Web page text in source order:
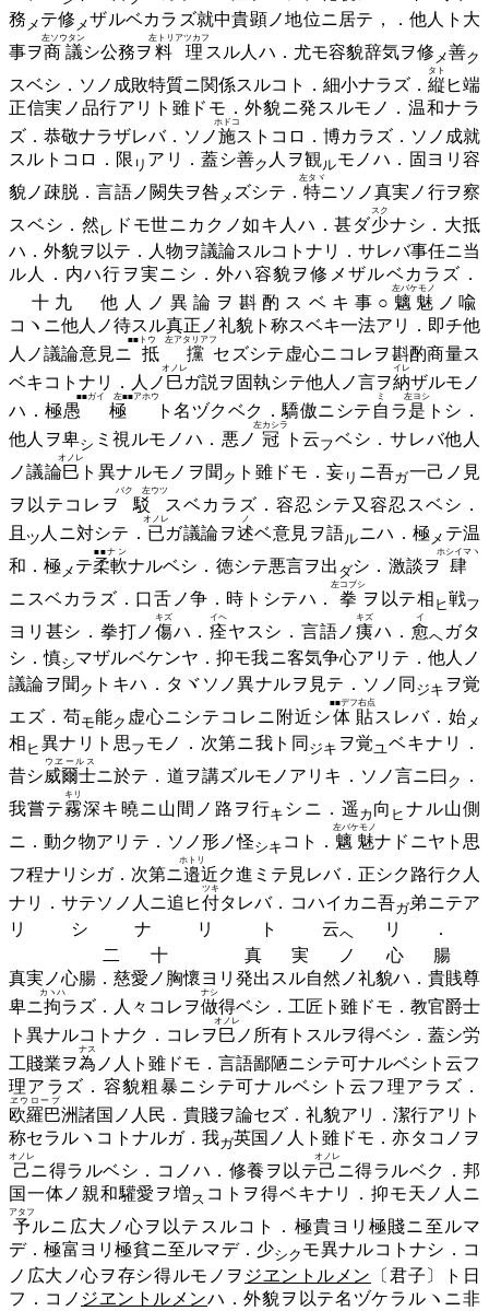
務 メ テ修 メザルベカラズ就中貴顕ノ地位ニ居テ，．他人ト大
事ヲ商議
左ソウタン
シ公務ヲ 料理
左トリアツカフ
スル人ハ．尤モ容貌辞気ヲ修 メ善ク
スベシ．ソノ成敗特質ニ関係スルコト．細小ナラズ． 縦
タト
ヒ端
正信実ノ品行アリト雖ドモ．外貌ニ発スルモノ．温和ナラ
ズ．恭敬ナラザレバ．ソノ施
ホドコ
ストコロ．博カラズ．ソノ成就
スルトコロ． 限 リ アリ．蓋シ善ク 人ヲ観ルモノハ．固ヨリ容
貌ノ疎脱．言語ノ闕失ヲ咎 メ ズシテ． 特
左タヾ
ニソノ真実ノ行ヲ察
スベシ． 然 レ ドモ世ニカクノ如キ人ハ．甚ダ少
スク
ナシ．大抵
ハ．外貌ヲ以テ．人物ヲ議論スルコトナリ．サレバ事任ニ当
ル人．内ハ行ヲ実ニシ．外ハ容貌ヲ修メザルベカラズ．
十九 他人ノ異論ヲ斟酌スベキ事○ 魑魅
左バケモノ
ノ喩
コヽニ他人ノ待スル真正ノ礼貌ト称スベキ一法アリ．即チ他
人ノ議論意見ニ 抵攩
■■トウ 左アタリアフ
セズシテ虚心ニコレヲ斟酌商量ス
ベキコトナリ．人ノ 巳
オノレ
ガ説ヲ固執シテ他人ノ言ヲ納
イレ
ザルモノ
ハ．極愚
極
■■ガイ 左■■アホウ
ト名ヅクベク．驕傲ニシテ 自
ミ
ラ是
左ヨシ
トシ．
他人ヲ卑シ ミ視ルモノハ．悪ノ 冠
左カシラ
ト 云フベシ．サレバ他人
ノ議論巳
オノレ
ト異ナルモノヲ聞 ク ト雖ドモ． 妄 リ ニ吾ガ一己ノ見
ヲ以テコレヲ
駁
バク 左ウツ
スベカラズ．容忍シテ又容忍スベシ．
且 ツ 人ニ対シテ． 已
オノレ
ガ議論ヲ述
ノ
ベ意見ヲ語ルニハ． 極メ テ温
和． 極メ テ柔軟
■■ナン
ナルベシ．徳シテ悪言ヲ出 ダシ．激談ヲ 肆
ホシイマヽ
ニスベカラズ．口舌ノ争．時トシテハ． 拳
左コブシ
ヲ以テ相 ヒ戦フ
ヨリ甚シ．拳打ノ 傷
キズ
ハ． 痊
イヘ
ヤスシ．言語ノ 痍
キズ
ハ． 愈
イ
ヘ ガタ
シ．慎シマザルベケンヤ．抑モ我ニ客気争心アリテ．他人ノ
議論ヲ聞 ク トキハ．タヾソノ異ナルヲ見テ．ソノ 同 ジキ ヲ覚
エズ． 苟モ能ク 虚心ニシテコレニ附近シ体貼
■■デフ右点
スレバ． 始メ
相 ヒ 異ナリト 思フ モノ．次第ニ我ト 同 ジキ ヲ覚ユベキナリ．
昔シ威爾士
ウヱールス
ニ於テ．道ヲ講ズルモノアリキ．ソノ言ニ曰ク
．
我嘗テ霧
キリ
深キ曉ニ山間ノ路ヲ行キ シニ． 遥カ 向 ヒ ナル山側
ニ．動ク物アリテ．ソノ形ノ怪シキ コト． 魑魅
左バケモノ
ナドニヤト思
フ程ナリシガ．次第ニ邉
ホトリ
近ク進ミテ見レバ．正シク路行ク人
ナリ．サテソノ人ニ追ヒ付
ツキ
タレバ．コハイカニ吾ガ弟ニテア
リシナリト 云ヘ リ．
二十 真実ノ心腸
真実ノ心腸．慈愛ノ胸懷ヨリ発出スル自然ノ礼貌ハ．貴賎尊
卑ニ拘
カヽハ
ラズ．人々コレヲ做
ナシ
得ベシ．工匠ト雖ドモ．教官爵士
ト異ナルコトナク．コレヲ 巳
オノレ
ノ所有トスルヲ得ベシ．蓋シ労
工賤業ヲ為
ナス
ノ人ト雖ドモ．言語鄙陋ニシテ可ナルベシト云フ
理アラズ．容貌粗暴ニシテ可ナルベシト云フ理アラズ．
欧羅巴
ヱウロープ
洲諸国ノ人民．貴賤ヲ論セズ．礼貌アリ．潔行アリト
称セラルヽコトナルガ． 我ガ英国ノ人ト雖ドモ．亦タコノヲ
己
オノレ
ニ得ラルベシ．コノハ．修養ヲ以テ己
オノレ
ニ得ラルベク．邦
国一体ノ親和驩愛ヲ増ス コトヲ得ベキナリ．抑モ天ノ人ニ
予
アタフ
ルニ広大ノ心ヲ以テスルコト．極貴ヨリ極賤ニ至ルマ
デ．極富ヨリ極貧ニ至ルマデ． 少シク モ異ナルコトナシ．コ
ノ広大ノ心ヲ存シ得ルモノヲ ジヱントルメン
〔君子〕ト日
フ．コノ ジヱントルメンハ．外貌ヲ以テ名ヅケラルヽニ非